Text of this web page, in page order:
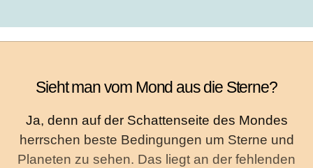
Sieht man vom Mond aus die Sterne?
Ja, denn auf der Schattenseite des Mondes
herrschen beste Bedingungen um Sterne und
Planeten zu sehen. Das liegt an der fehlenden